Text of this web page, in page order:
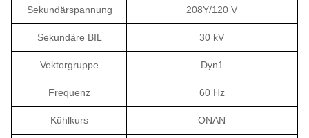
Sekundärspannung 208Y/120 V
Sekundäre BIL 30 kV
Vektorgruppe Dyn1
Frequenz 60 Hz
Kühlkurs ONAN